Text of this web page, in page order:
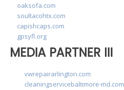
oaksofa.com
soultacohtx.com
capishcaps.com
gpsyfl.org
MEDIA PARTNER III
vwrepairarlington.com
cleaningservicebaltimore-md.com